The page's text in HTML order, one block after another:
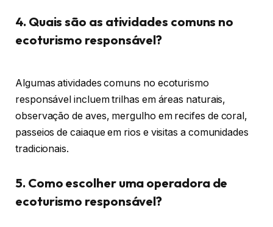
4. Quais são as atividades comuns no
ecoturismo responsável?
Algumas atividades comuns no ecoturismo
responsável incluem trilhas em áreas naturais,
observação de aves, mergulho em recifes de coral,
passeios de caiaque em rios e visitas a comunidades
tradicionais.
5. Como escolher uma operadora de
ecoturismo responsável?